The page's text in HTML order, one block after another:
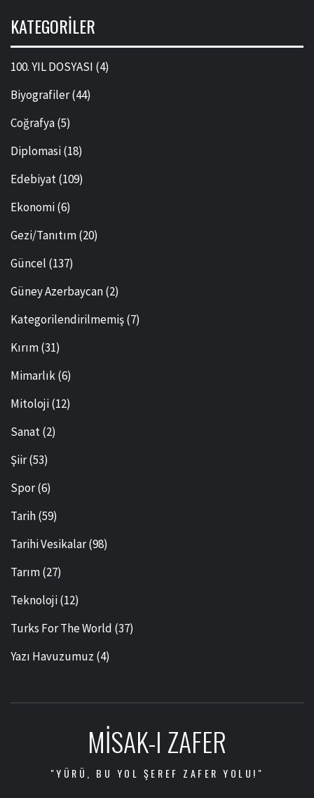
KATEGORILER
100. YIL DOSYASI (4)
Biyografiler(44)
Coğrafya(5)
Diplomasi(18)
Edebiyat(109)
Ekonomi(6)
Gezi/Tanıtım(20)
Güncel (137)
Güney Azerbaycan(2)
Kategorilendirilmemiş(7)
Kırım(31)
Mimarlık(6)
Mitoloji(12)
Sanat(2)
Şiir(53)
Spor(6)
Tarih(59)
Tarihi Vesikalar(98)
Tarım(27)
Teknoloji(12)
Turks For The World (37)
Yazı Havuzumuz (4)
MISAK-I ZAFER
"YÜRÜ, BU YOL ŞEREF ZAFER YOLU!"